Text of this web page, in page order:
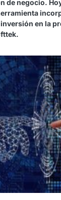
de negocio.
en la